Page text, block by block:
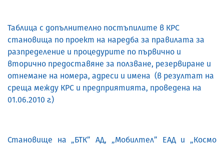
Таблица с допълнително постъпилите в КРС
становища по проект на наредба за правилата за
разпределение и процедурите по първично и
вторично предоставяне за ползване, резервиране и
отнемане на номера, адреси и имена (в резултат на
среща между КРС и предприятията, проведена на
01.06.2010 г.)
Становище на „БТК” АД, „Мобилтел” ЕАД и „Космо